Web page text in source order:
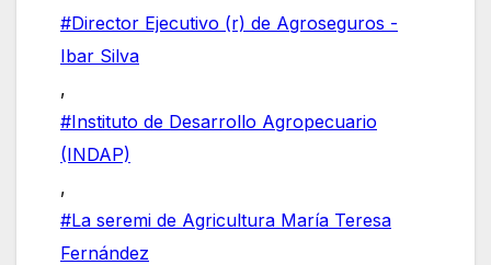
#Director Ejecutivo (r) de Agroseguros -
Ibar Silva
,
#Instituto de Desarrollo Agropecuario
(INDAP)
,
#La seremi de Agricultura María Teresa
Fernández